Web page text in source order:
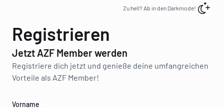
Zu hell? Ab in den Darkmode!
Registrieren
Jetzt AZF Member werden
Registriere dich jetzt und genieße deine umfangreichen
Vorteile als AZF Member!
Vorname